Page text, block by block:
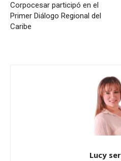
Corpocesar participó en el
Primer Diálogo Regional del
Caribe
Lucy